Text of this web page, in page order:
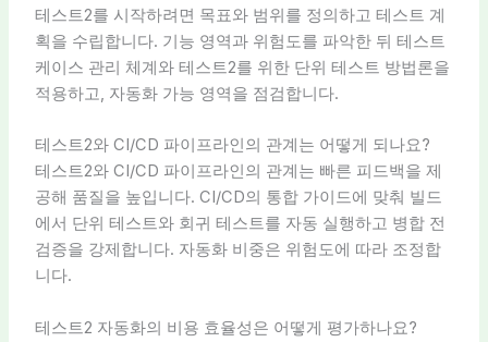
테스트2를 시작하려면 목표와 범위를 정의하고 테스트 계
획을 수립합니다. 기능 영역과 위험도를 파악한 뒤 테스트
케이스 관리 체계와 테스트2를 위한 단위 테스트 방법론을
적용하고, 자동화 가능 영역을 점검합니다.
테스트2와 CI/CD 파이프라인의 관계는 어떻게 되나요?
테스트2와 CI/CD 파이프라인의 관계는 빠른 피드백을 제
공해 품질을 높입니다. CI/CD의 통합 가이드에 맞춰 빌드
에서 단위 테스트와 회귀 테스트를 자동 실행하고 병합 전
검증을 강제합니다. 자동화 비중은 위험도에 따라 조정합
니다.
테스트2 자동화의 비용 효율성은 어떻게 평가하나요?